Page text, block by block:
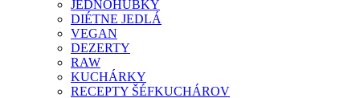
JEDNOHUBKY
DIÉTNE JEDLÁ
VEGAN
DEZERTY
RAW
KUCHÁRKY
RECEPTY ŠÉFKUCHÁROV